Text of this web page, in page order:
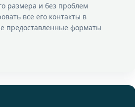
размера и без проблем
все его контакты в
предоставленные форматы